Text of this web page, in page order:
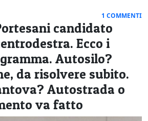
1 COMMENTI
candidato
Ecco i
Autosilo?
da risolvere subito.
Autostrada o
va fatto